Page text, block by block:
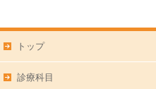
トップ
診療科目